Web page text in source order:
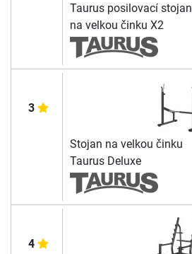
Taurus posilovací stojan
na velkou činku X2
3
Stojan na velkou činku
Taurus Deluxe
4